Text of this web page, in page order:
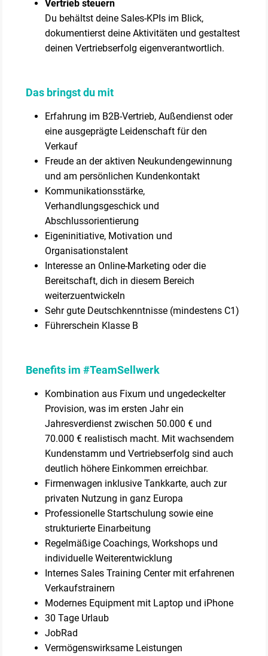
Vertrieb steuern
Du behältst deine Sales-KPIs im Blick,
dokumentierst deine Aktivitäten und gestaltest
deinen Vertriebserfolg eigenverantwortlich.
Das bringst du mit
Erfahrung im B2B-Vertrieb, Außendienst oder
eine ausgeprägte Leidenschaft für den
Verkauf
Freude an der aktiven Neukundengewinnung
und am persönlichen Kundenkontakt
Kommunikationsstärke,
Verhandlungsgeschick und
Abschlussorientierung
Eigeninitiative, Motivation und
Organisationstalent
Interesse an Online-Marketing oder die
Bereitschaft, dich in diesem Bereich
weiterzuentwickeln
Sehr gute Deutschkenntnisse (mindestens C1)
Führerschein Klasse B
Benefits im #TeamSellwerk
Kombination aus Fixum und ungedeckelter
Provision, was im ersten Jahr ein
Jahresverdienst zwischen 50.000 € und
70.000 € realistisch macht. Mit wachsendem
Kundenstamm und Vertriebserfolg sind auch
deutlich höhere Einkommen erreichbar.
Firmenwagen inklusive Tankkarte, auch zur
privaten Nutzung in ganz Europa
Professionelle Startschulung sowie eine
strukturierte Einarbeitung
Regelmäßige Coachings, Workshops und
individuelle Weiterentwicklung
Internes Sales Training Center mit erfahrenen
Verkaufstrainern
Modernes Equipment mit Laptop und iPhone
30 Tage Urlaub
JobRad
Vermögenswirksame Leistungen